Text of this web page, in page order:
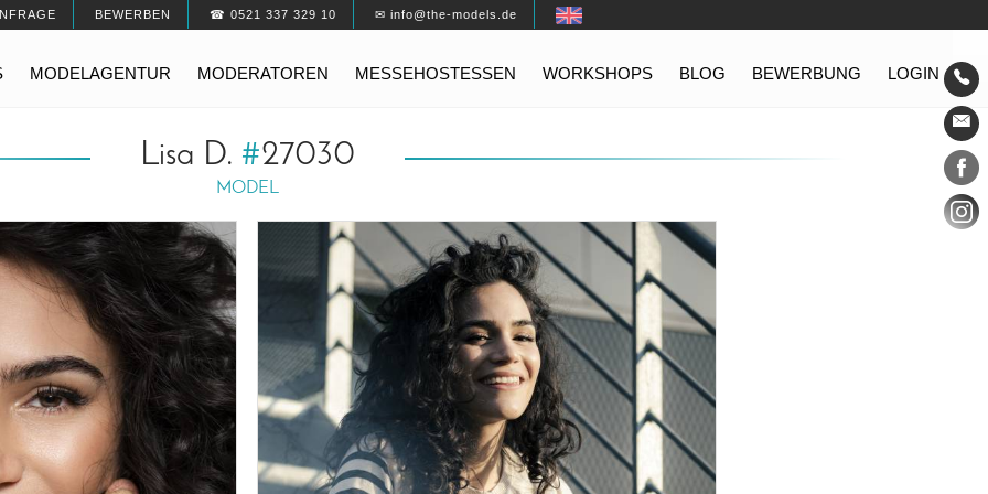
BEWERBEN ☎ 0521 337 329 10 ✉ info@the-models.de
MODELAGENTUR MODERATOREN MESSEHOSTESSEN WORKSHOPS BLOG BEWERBUNG LOGIN
Lisa D. #27030
MODEL